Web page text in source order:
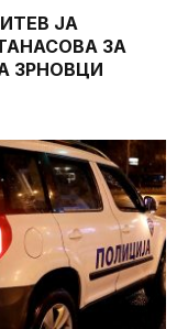
ЈА
ЗА
ЗРНОВЦИ